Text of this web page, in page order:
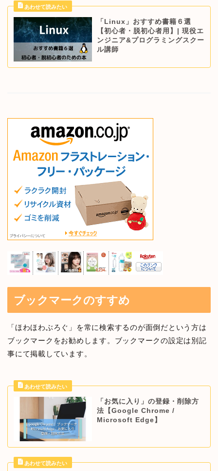
「Linux」おすすめ書籍６選
【初心者・脱初心者用】| 現役エ
ンジニア&プログラミングスクー
ル講師
ブックマークのすすめ
「ほわほわぶろぐ」を常に検索するのが面倒だという方は
ブックマークをお勧めします。ブックマークの設定は別記
事にて掲載しています。
「お気に入り」の登録・削除方
法【Google Chrome /
Microsoft Edge】